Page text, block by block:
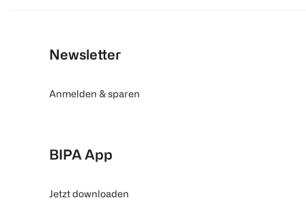
Newsletter
Anmelden & sparen
BIPA App
Jetzt downloaden